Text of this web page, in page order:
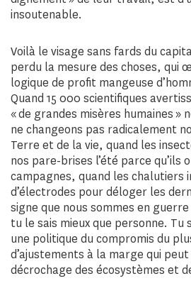
insoutenable.
Voilà le visage sans fards du
perdu la mesure des choses, qui
logique de profit mangeuse
Quand 15 000 scientifiques
« de grandes misères humaines »
ne changeons pas radicalement
Terre et de la vie, quand les
nos pare-brises l’été parce qu’ils
campagnes, quand les chalutiers
d’électrodes pour déloger les
signe que nous sommes en
tu le sais mieux que personne. Tu
une politique du compromis du
d’ajustements à la marge qui
décrochage des écosystèmes et